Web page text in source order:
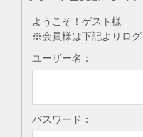
ようこそ！ゲスト様
※会員様は下記よりログ
ユーザー名：
パスワード：